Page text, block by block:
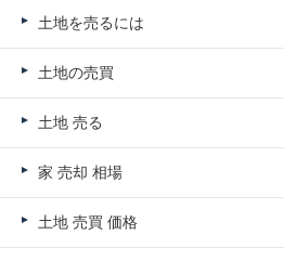
土地を売るには
土地の売買
土地 売る
家 売却 相場
土地 売買 価格